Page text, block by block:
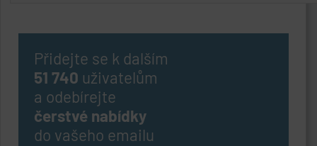
Přidejte se k dalším
51 740 uživatelům
a odebírejte
čerstvé nabídky
do vašeho emailu